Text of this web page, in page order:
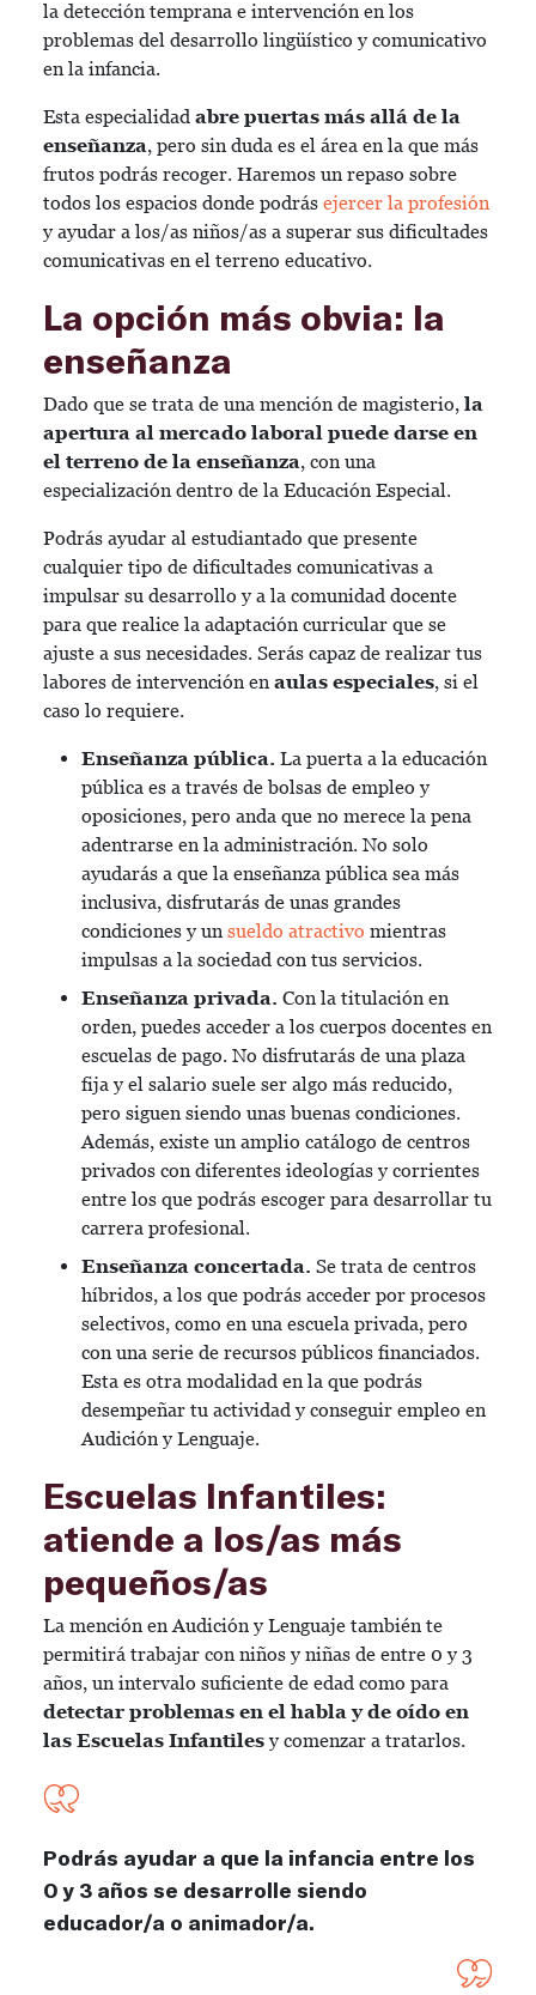
la detección temprana e intervención en los
problemas del desarrollo lingüístico y comunicativo
en la infancia.
Esta especialidad abre puertas más allá de la
enseñanza, pero sin duda es el área en la que más
frutos podrás recoger. Haremos un repaso sobre
todos los espacios donde podrás ejercer la profesión
y ayudar a los/as niños/as a superar sus dificultades
comunicativas en el terreno educativo.
La opción más obvia: la
enseñanza
Dado que se trata de una mención de magisterio, la
apertura al mercado laboral puede darse en
el terreno de la enseñanza, con una
especialización dentro de la Educación Especial.
Podrás ayudar al estudiantado que presente
cualquier tipo de dificultades comunicativas a
impulsar su desarrollo y a la comunidad docente
para que realice la adaptación curricular que se
ajuste a sus necesidades. Serás capaz de realizar tus
labores de intervención en aulas especiales, si el
caso lo requiere.
Enseñanza pública. La puerta a la educación
pública es a través de bolsas de empleo y
oposiciones, pero anda que no merece la pena
adentrarse en la administración. No solo
ayudarás a que la enseñanza pública sea más
inclusiva, disfrutarás de unas grandes
condiciones y un sueldo atractivo mientras
impulsas a la sociedad con tus servicios.
Enseñanza privada. Con la titulación en
orden, puedes acceder a los cuerpos docentes en
escuelas de pago. No disfrutarás de una plaza
fija y el salario suele ser algo más reducido,
pero siguen siendo unas buenas condiciones.
Además, existe un amplio catálogo de centros
privados con diferentes ideologías y corrientes
entre los que podrás escoger para desarrollar tu
carrera profesional.
Enseñanza concertada. Se trata de centros
híbridos, a los que podrás acceder por procesos
selectivos, como en una escuela privada, pero
con una serie de recursos públicos financiados.
Esta es otra modalidad en la que podrás
desempeñar tu actividad y conseguir empleo en
Audición y Lenguaje.
Escuelas Infantiles:
atiende a los/as más
pequeños/as
La mención en Audición y Lenguaje también te
permitirá trabajar con niños y niñas de entre 0 y 3
años, un intervalo suficiente de edad como para
detectar problemas en el habla y de oído en
las Escuelas Infantilesy comenzar a tratarlos.
Podrás ayudar a que la infancia entre los
0 y 3 años se desarrolle siendo
educador/a o animador/a.